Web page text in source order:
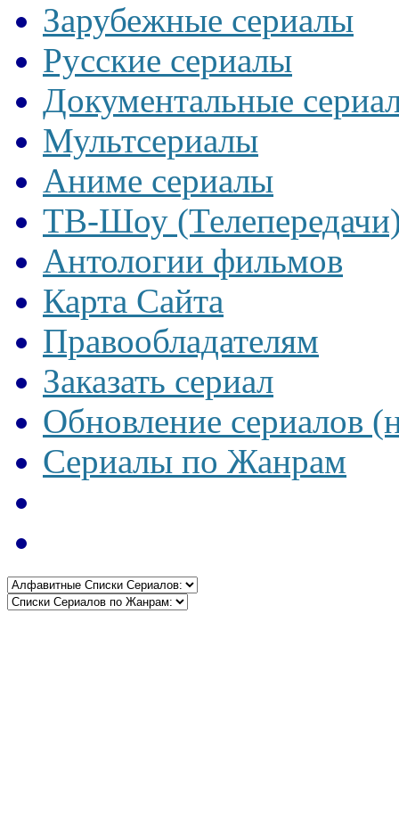
Зарубежные сериалы
Русские сериалы
Документальные
Мультсериалы
Аниме сериалы
ТВ-Шоу
Антологии фильмов
Карта Сайта
Правообладателям
Заказать сериал
Обновление сериалов
Сериалы по Жанрам